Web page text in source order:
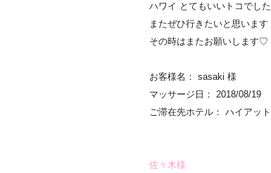
ハワイ とてもいいトコでした
またぜひ行きたいと思います
その時はまたお願いします♡
お客様名： sasaki 様
マッサージ日： 2018/08/19
ご滞在先ホテル： ハイアット
佐々木様